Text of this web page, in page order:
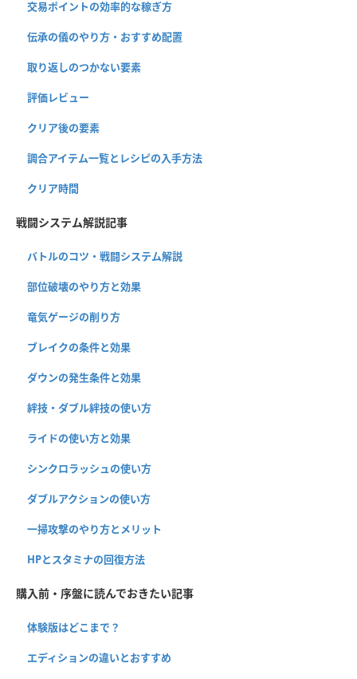
交易ポイントの効率的な稼ぎ方
伝承の儀のやり方・おすすめ配置
取り返しのつかない要素
評価レビュー
クリア後の要素
調合アイテム一覧とレシピの入手方法
クリア時間
戦闘システム解説記事
バトルのコツ・戦闘システム解説
部位破壊のやり方と効果
竜気ゲージの削り方
ブレイクの条件と効果
ダウンの発生条件と効果
絆技・ダブル絆技の使い方
ライドの使い方と効果
シンクロラッシュの使い方
ダブルアクションの使い方
一掃攻撃のやり方とメリット
HPとスタミナの回復方法
購入前・序盤に読んでおきたい記事
体験版はどこまで？
エディションの違いとおすすめ